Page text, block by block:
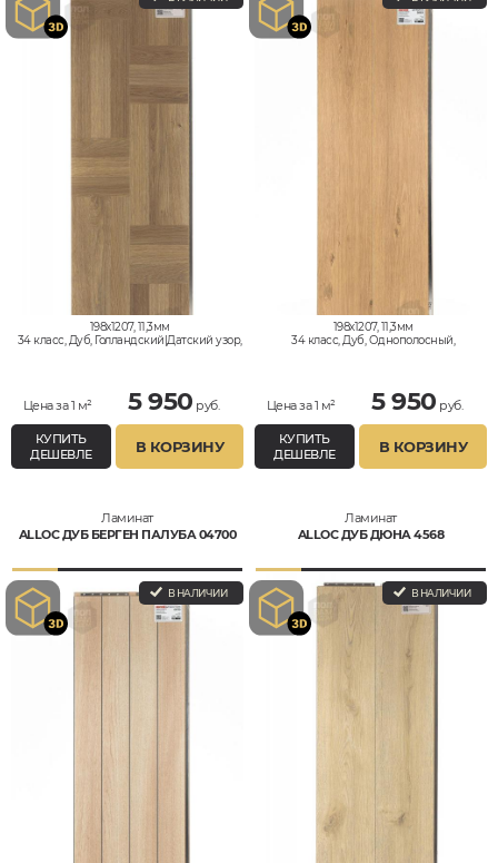
198x1207, 11,3мм
34 класс, Дуб, Голландский|Датский узор,
Цена за 1 м² 5 950 руб.
КУПИТЬ
ДЕШЕВЛЕ
В КОРЗИНУ
198x1207, 11,3мм
34 класс, Дуб, Однополосный,
Цена за 1 м² 5 950 руб.
КУПИТЬ
ДЕШЕВЛЕ
В КОРЗИНУ
Ламинат
ALLOC ДУБ БЕРГЕН ПАЛУБА 04700
В НАЛИЧИИ
Ламинат
ALLOC ДУБ ДЮНА 4568
В НАЛИЧИИ